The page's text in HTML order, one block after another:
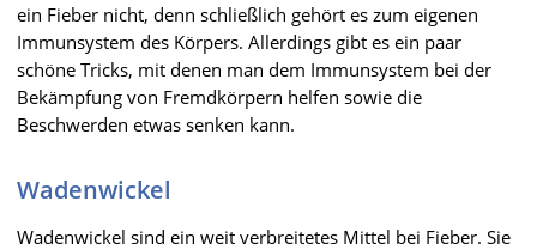
ein Fieber nicht, denn schließlich gehört es zum eigenen
Immunsystem des Körpers. Allerdings gibt es ein paar
schöne Tricks, mit denen man dem Immunsystem bei der
Bekämpfung von Fremdkörpern helfen sowie die
Beschwerden etwas senken kann.
Wadenwickel
Wadenwickel sind ein weit verbreitetes Mittel bei Fieber. Sie